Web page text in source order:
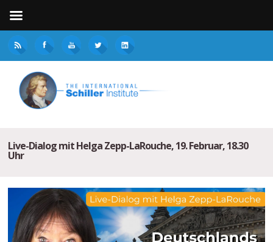
Live-Dialog mit Helga Zepp-LaRouche, 19. Februar, 18.30
Uhr